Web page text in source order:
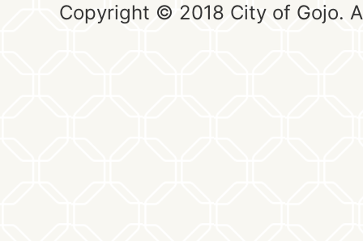
Copyright © 2018 City of Gojo.